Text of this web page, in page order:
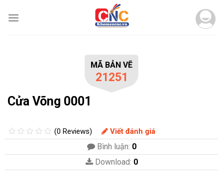
MÃ BẢN VẼ
21251
Cửa Võng 0001
(0 Reviews) Viết đánh giá
Bình luận: 0
Download: 0